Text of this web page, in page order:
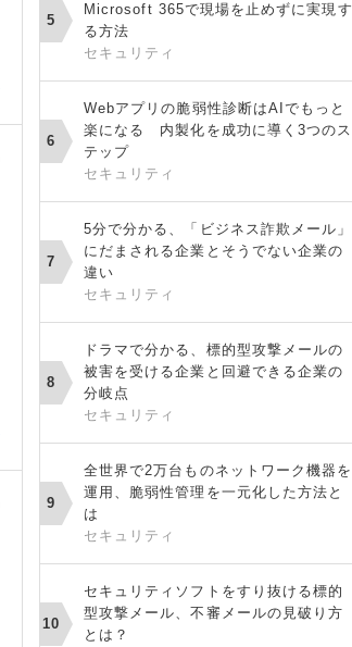
Microsoft 365で現場を止めずに実現す
る方法
セキュリティ
Webアプリの脆弱性診断はAIでもっと
楽になる 内製化を成功に導く3つのス
テップ
セキュリティ
5分で分かる、「ビジネス詐欺メール」
にだまされる企業とそうでない企業の
違い
セキュリティ
ドラマで分かる、標的型攻撃メールの
被害を受ける企業と回避できる企業の
分岐点
セキュリティ
全世界で2万台ものネットワーク機器を
運用、脆弱性管理を一元化した方法と
は
セキュリティ
セキュリティソフトをすり抜ける標的
型攻撃メール、不審メールの見破り方
とは？